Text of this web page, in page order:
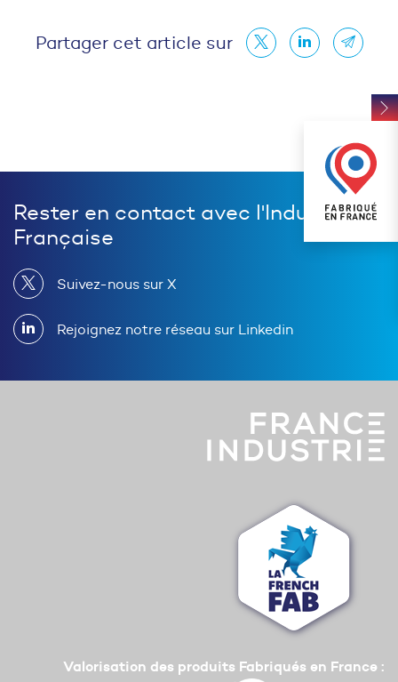
Partager cet article sur
Rester en contact avec l'Industrie
Française
Suivez-nous sur X
Rejoignez notre réseau sur Linkedin
Valorisation des produits Fabriqués en France :